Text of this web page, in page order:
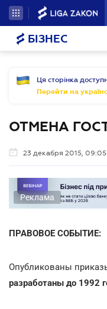
БІЗНЕС
Ця сторінка
Перейти на
ОТМЕНА
23 декабря 2015, 09:05
Реклама
ПРАВОВОЕ СОБЫТИЕ:
Опубликованы
разработаны до 1992